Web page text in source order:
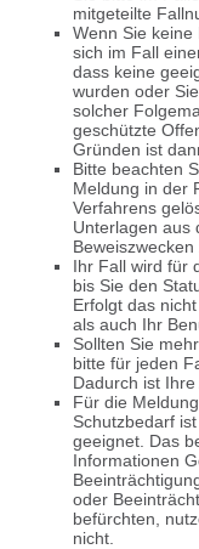
mitgeteilte
Wenn Sie keine
sich im Fall
dass keine
wurden oder
solcher
geschützte
Gründen ist
Bitte beachten
Meldung in der
Verfahrens
Unterlagen aus
Beweiszwecken
Ihr Fall wird für
bis Sie den
Erfolgt das
als auch Ihr
Sollten Sie
bitte für jeden
Dadurch ist
Für die
Schutzbedarf
geeignet. Das
Informationen
oder
befürchten,
nicht.